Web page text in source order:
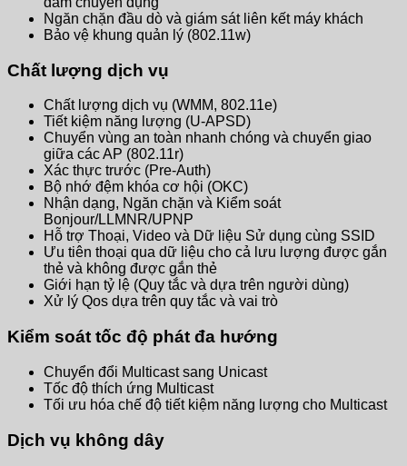
Ngăn chặn đầu dò và giám sát liên kết máy khách
Bảo vệ khung quản lý (802.11w)
Chất lượng dịch vụ
Chất lượng dịch vụ (WMM, 802.11e)
Tiết kiệm năng lượng (U-APSD)
Chuyển vùng an toàn nhanh chóng và chuyển giao
giữa các AP (802.11r)
Xác thực trước (Pre-Auth)
Bộ nhớ đệm khóa cơ hội (OKC)
Nhận dạng, Ngăn chặn và Kiểm soát
Bonjour/LLMNR/UPNP
Hỗ trợ Thoại, Video và Dữ liệu Sử dụng cùng SSID
Ưu tiên thoại qua dữ liệu cho cả lưu lượng được gắn
thẻ và không được gắn thẻ
Giới hạn tỷ lệ (Quy tắc và dựa trên người dùng)
Xử lý Qos dựa trên quy tắc và vai trò
Kiểm soát tốc độ phát đa hướng
Chuyển đổi Multicast sang Unicast
Tốc độ thích ứng Multicast
Tối ưu hóa chế độ tiết kiệm năng lượng cho Multicast
Dịch vụ không dây